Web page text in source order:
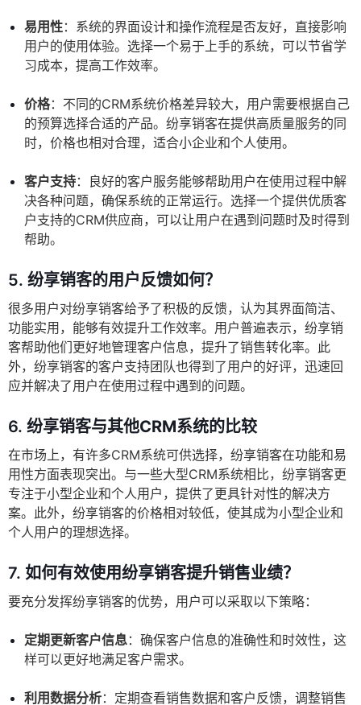
易用性：系统的界面设计和操作流程是否友好，直接影响
用户的使用体验。选择一个易于上手的系统，可以节省学
习成本，提高工作效率。
价格：不同的CRM系统价格差异较大，用户需要根据自己
的预算选择合适的产品。纷享销客在提供高质量服务的同
时，价格也相对合理，适合小企业和个人使用。
客户支持：良好的客户服务能够帮助用户在使用过程中解
决各种问题，确保系统的正常运行。选择一个提供优质客
户支持的CRM供应商，可以让用户在遇到问题时及时得到
帮助。
5. 纷享销客的用户反馈如何？
很多用户对纷享销客给予了积极的反馈，认为其界面简洁、
功能实用，能够有效提升工作效率。用户普遍表示，纷享销
客帮助他们更好地管理客户信息，提升了销售转化率。此
外，纷享销客的客户支持团队也得到了用户的好评，迅速回
应并解决了用户在使用过程中遇到的问题。
6. 纷享销客与其他CRM系统的比较
在市场上，有许多CRM系统可供选择，纷享销客在功能和易
用性方面表现突出。与一些大型CRM系统相比，纷享销客更
专注于小型企业和个人用户，提供了更具针对性的解决方
案。此外，纷享销客的价格相对较低，使其成为小型企业和
个人用户的理想选择。
7. 如何有效使用纷享销客提升销售业绩？
要充分发挥纷享销客的优势，用户可以采取以下策略：
定期更新客户信息：确保客户信息的准确性和时效性，这
样可以更好地满足客户需求。
利用数据分析：定期查看销售数据和客户反馈，调整销售